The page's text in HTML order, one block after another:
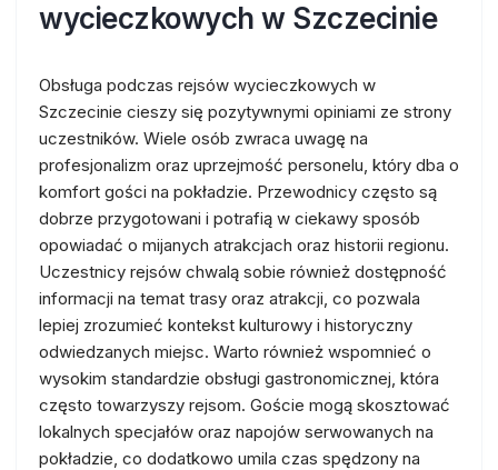
wycieczkowych w Szczecinie
Obsługa podczas rejsów wycieczkowych w
Szczecinie cieszy się pozytywnymi opiniami ze strony
uczestników. Wiele osób zwraca uwagę na
profesjonalizm oraz uprzejmość personelu, który dba o
komfort gości na pokładzie. Przewodnicy często są
dobrze przygotowani i potrafią w ciekawy sposób
opowiadać o mijanych atrakcjach oraz historii regionu.
Uczestnicy rejsów chwalą sobie również dostępność
informacji na temat trasy oraz atrakcji, co pozwala
lepiej zrozumieć kontekst kulturowy i historyczny
odwiedzanych miejsc. Warto również wspomnieć o
wysokim standardzie obsługi gastronomicznej, która
często towarzyszy rejsom. Goście mogą skosztować
lokalnych specjałów oraz napojów serwowanych na
pokładzie, co dodatkowo umila czas spędzony na